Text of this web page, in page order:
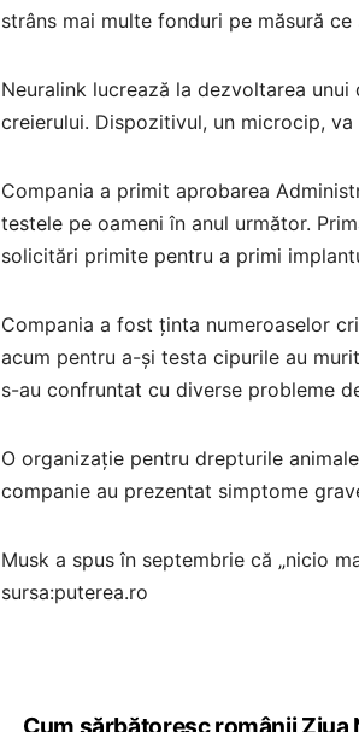
strâns mai multe fonduri pe măsură
Neuralink lucrează la dezvoltarea
creierului. Dispozitivul, un microcip,
Compania a primit aprobarea
testele pe oameni în anul următor.
solicitări primite pentru a primi
Compania a fost ținta numeroaselor
acum pentru a-și testa cipurile au
s-au confruntat cu diverse probleme
O organizație pentru drepturile
companie au prezentat simptome
Musk a spus în septembrie că „nicio
sursa:puterea.ro
Cum sărbătoresc românii Ziua